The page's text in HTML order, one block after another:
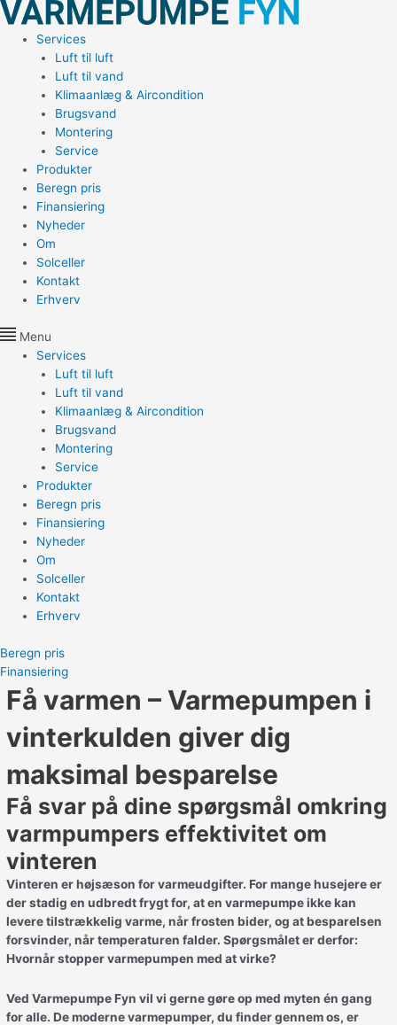
Gå
til
indholdetServices
Luft til luft
Luft til vand
Klimaanlæg & Aircondition
Brugsvand
Montering
Service
Produkter
Beregn pris
Finansiering
Nyheder
Om
Solceller
Kontakt
Erhverv
Menu
Services
Luft til luft
Luft til vand
Klimaanlæg & Aircondition
Brugsvand
Montering
Service
Produkter
Beregn pris
Finansiering
Nyheder
Om
Solceller
Kontakt
Erhverv
Beregn pris
Finansiering
Få varmen – Varmepumpen i
vinterkulden giver dig
maksimal besparelse
Få svar på dine spørgsmål omkring
varmpumpers effektivitet om
vinteren
Vinteren er højsæson for varmeudgifter. For mange husejere er
der stadig en udbredt frygt for, at en varmepumpe ikke kan
levere tilstrækkelig varme, når frosten bider, og at besparelsen
forsvinder, når temperaturen falder. Spørgsmålet er derfor:
Hvornår stopper varmepumpen med at virke?
Ved Varmepumpe Fyn vil vi gerne gøre op med myten én gang
for alle. De moderne varmepumper, du finder gennem os, er